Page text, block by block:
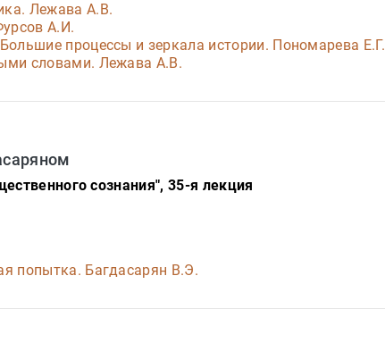
Лежава А.В.
А.И.
процессы и зеркала истории. Пономарева Е.Г.
словами. Лежава А.В.
сознания", 35-я лекция
попытка. Багдасарян В.Э.